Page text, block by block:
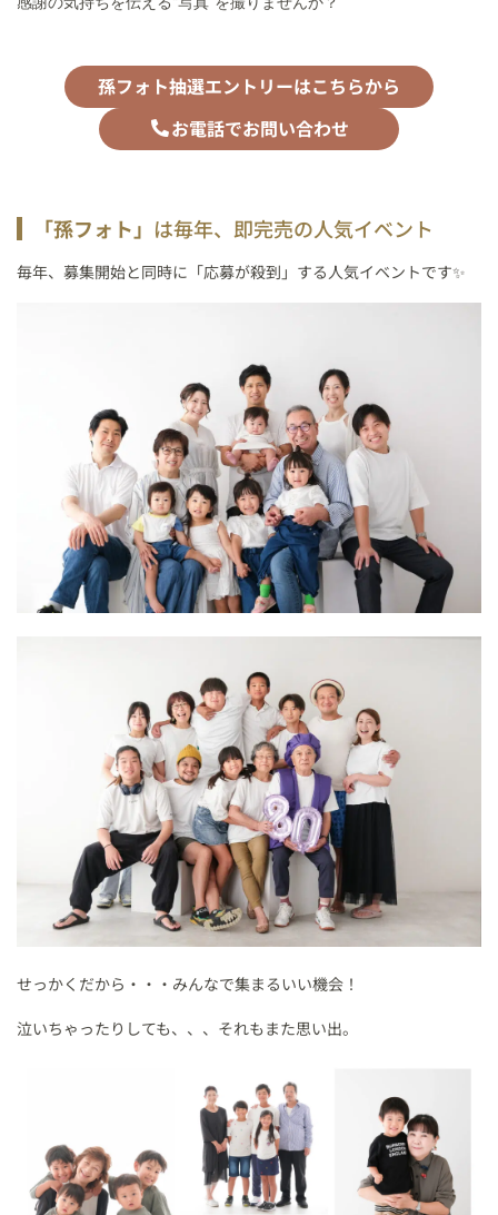
孫フォト抽選エントリーはこちらから
お電話でお問い合わせ
「孫フォト」 は毎年、即完売の人気イベント
毎年、募集開始と同時に「応募が殺到」する人気イベントです✨️
せっかくだから・・・みんなで集まるいい機会！
泣いちゃったりしても、、、それもまた思い出。